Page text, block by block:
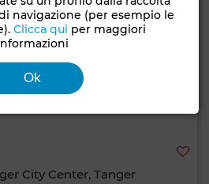
City Center, Tanger
navigazione (per esempio le
Clicca qui per maggiori
Ok